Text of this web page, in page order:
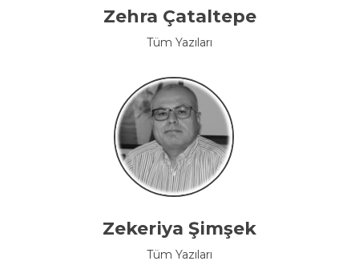
Zehra Çataltepe
Tüm Yazıları
Zekeriya Şimşek
Tüm Yazıları